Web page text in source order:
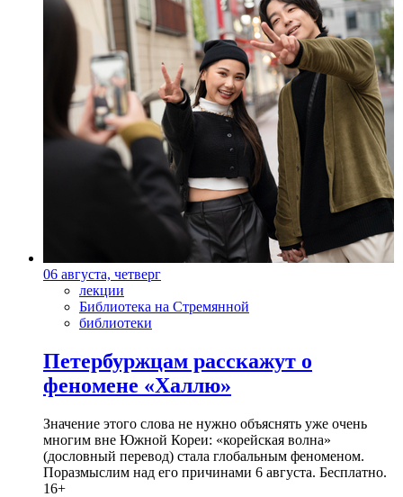
06 августа, четверг
лекции
Библиотека на Стремянной
библиотеки
Петербуржцам расскажут о
феномене «Халлю»
Значение этого слова не нужно объяснять уже очень
многим вне Южной Кореи: «корейская волна»
(дословный перевод) стала глобальным феноменом.
Поразмыслим над его причинами 6 августа. Бесплатно.
16+